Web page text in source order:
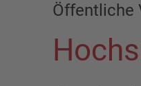
Öffentliche